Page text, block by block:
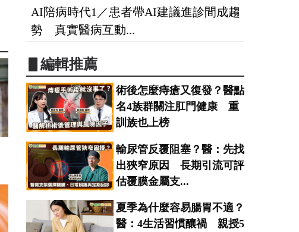
AI陪病時代1／患者帶AI建議進診間成趨
勢 真實醫病互動...
▋編輯推薦
術後怎麼痔瘡又復發？醫點
名4族群關注肛門健康 重
訓族也上榜
輸尿管反覆阻塞？醫：先找
出狹窄原因 長期引流可評
估覆膜金屬支...
夏季為什麼容易腸胃不適？
醫：4生活習慣釀禍 親授5